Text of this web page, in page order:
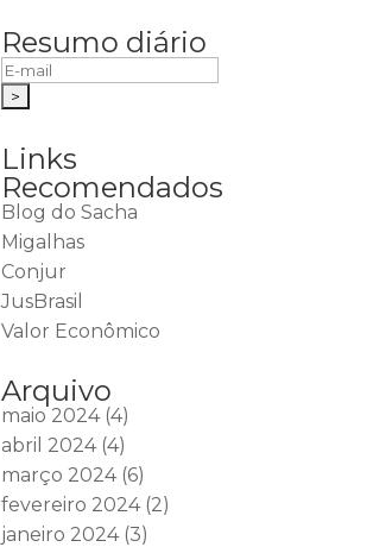
Resumo diário
Links
Recomendados
Blog do Sacha
Migalhas
Conjur
JusBrasil
Valor Econômico
Arquivo
maio 2024(4)
abril 2024(4)
março 2024(6)
fevereiro 2024(2)
janeiro 2024(3)